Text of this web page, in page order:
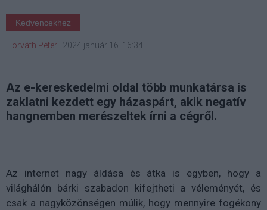
Kedvencekhez
Horváth Péter 2024 január 16. 16:34
Az e-kereskedelmi oldal több munkatársa is
zaklatni kezdett egy házaspárt, akik negatív
hangnemben merészeltek írni a cégről.
Az internet nagy áldása és átka is egyben, hogy a
világhálón bárki szabadon kifejtheti a véleményét, és
csak a nagyközönségen múlik, hogy mennyire fogékony